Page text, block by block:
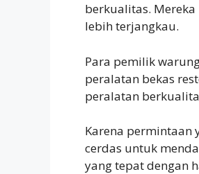
berkualitas.
lebih terjangkau.
Para pemilik
peralatan bekas
peralatan
Karena permintaan
cerdas untuk
yang tepat dengan